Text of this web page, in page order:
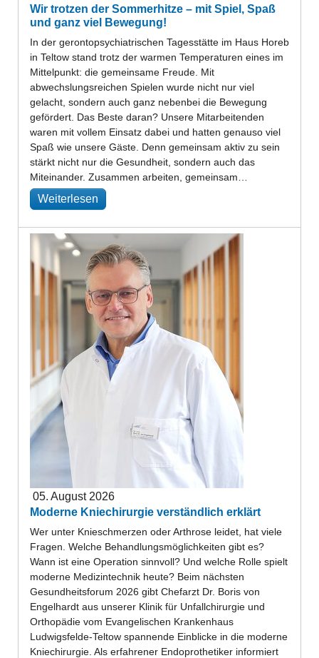
Wir trotzen der Sommerhitze – mit Spiel, Spaß
und ganz viel Bewegung!
In der gerontopsychiatrischen Tagesstätte im Haus Horeb
in Teltow stand trotz der warmen Temperaturen eines im
Mittelpunkt: die gemeinsame Freude. Mit
abwechslungsreichen Spielen wurde nicht nur viel
gelacht, sondern auch ganz nebenbei die Bewegung
gefördert. Das Beste daran? Unsere Mitarbeitenden
waren mit vollem Einsatz dabei und hatten genauso viel
Spaß wie unsere Gäste. Denn gemeinsam aktiv zu sein
stärkt nicht nur die Gesundheit, sondern auch das
Miteinander. Zusammen arbeiten, gemeinsam…
Weiterlesen
05. August 2026
Moderne Kniechirurgie verständlich erklärt
Wer unter Knieschmerzen oder Arthrose leidet, hat viele
Fragen. Welche Behandlungsmöglichkeiten gibt es?
Wann ist eine Operation sinnvoll? Und welche Rolle spielt
moderne Medizintechnik heute? Beim nächsten
Gesundheitsforum 2026 gibt Chefarzt Dr. Boris von
Engelhardt aus unserer Klinik für Unfallchirurgie und
Orthopädie vom Evangelischen Krankenhaus
Ludwigsfelde-Teltow spannende Einblicke in die moderne
Kniechirurgie. Als erfahrener Endoprothetiker informiert